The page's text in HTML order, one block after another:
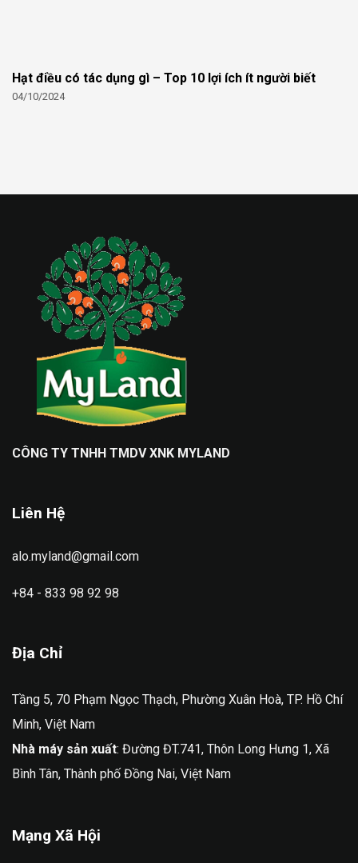
Hạt điều có tác dụng gì – Top 10 lợi ích ít người biết
04/10/2024
CÔNG TY TNHH TMDV XNK MYLAND
Liên Hệ
alo.myland@gmail.com
+84 - 833 98 92 98
Địa Chỉ
Tầng 5, 70 Phạm Ngọc Thạch, Phường Xuân Hoà, TP. Hồ Chí
Minh, Việt Nam
Nhà máy sản xuất: Đường ĐT.741, Thôn Long Hưng 1, Xã
Bình Tân, Thành phố Đồng Nai, Việt Nam
Mạng Xã Hội